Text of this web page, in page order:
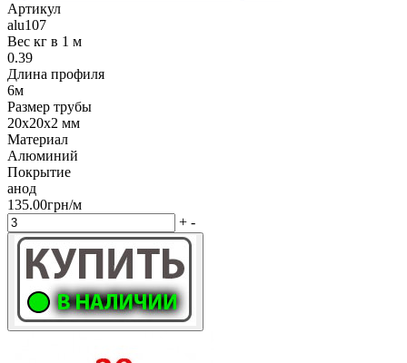
Артикул
alu107
Вес кг в 1 м
0.39
Длина профиля
6м
Размер трубы
20х20х2 мм
Материал
Алюминий
Покрытие
анод
135.00грн/м
+ -